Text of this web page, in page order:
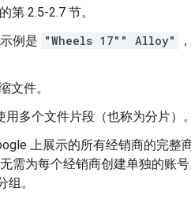
第 2.5-2.7 节。
例是 "Wheels 17"" Alloy"
文件。
多个文件片段（也称为分片）。
上展示的所有经销商的完整
需为每个经销商创建单独的账
。